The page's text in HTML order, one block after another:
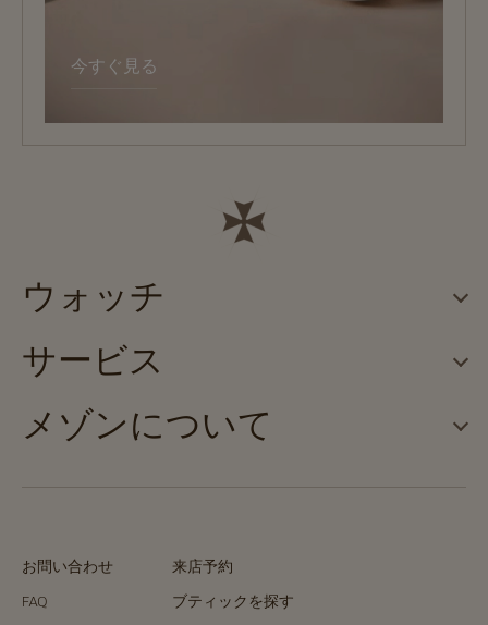
今すぐ見る
お問い合わせ
来店予約
FAQ
ブティックを探す
ウォッチ
サービス
メゾンについて